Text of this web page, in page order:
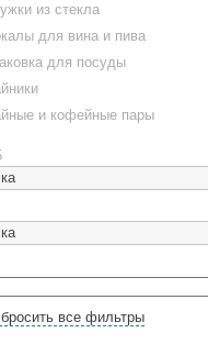
из стекла
для вина и пива
для посуды
и кофейные пары
посуды
сервировки
кружки
и блокноты
все фильтры